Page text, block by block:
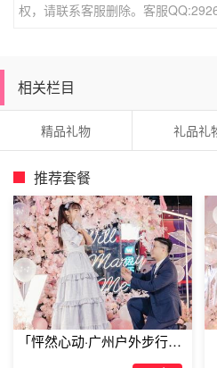
送女性朋友礼物排行榜二、高
经历了一周苦逼工作，周末有
权，请联系客服删除。客服
相关栏目
精品礼物 礼品礼
推荐套餐
「怦然心动·广州户外步行街